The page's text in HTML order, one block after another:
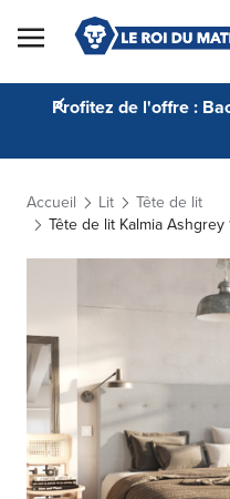
Skip to Content
Profitez de l'offre :
Accueil Lit
Tête de lit
Tête de lit Kalmia Ashgrey